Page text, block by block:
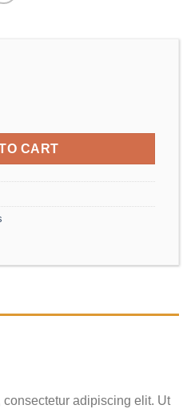
quantity
CART
consectetur adipiscing elit. Ut